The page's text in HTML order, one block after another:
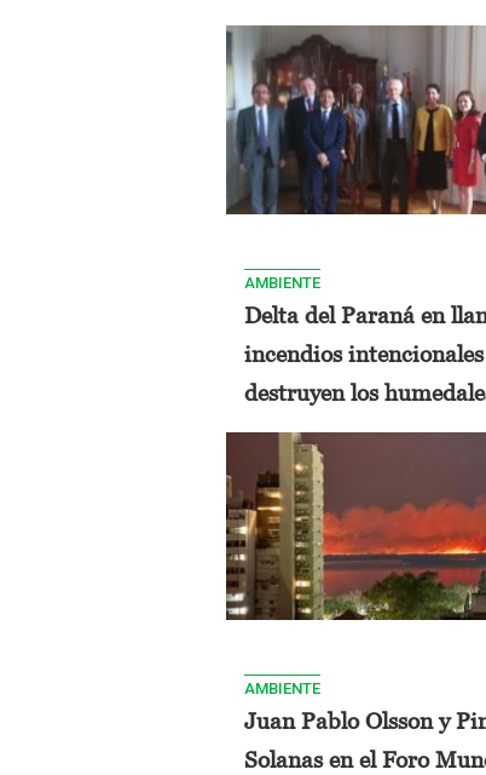
AMBIENTE
Delta del Paraná en
incendios
destruyen los
AMBIENTE
Juan Pablo Olsson y
Solanas en el Foro